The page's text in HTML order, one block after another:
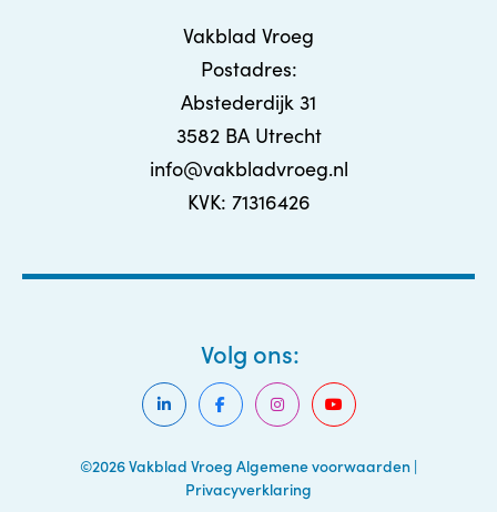
Vakblad Vroeg
Postadres:
Abstederdijk 31
3582 BA Utrecht
info@vakbladvroeg.nl
KVK: 71316426
©2026 Vakblad Vroeg Algemene voorwaarden |
Privacyverklaring
Volg ons: